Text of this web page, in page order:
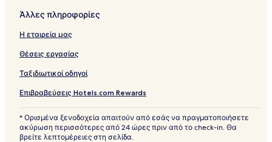
Άλλες πληροφορίες
Η εταιρεία μας
Θέσεις εργασίας
Ταξιδιωτικοί οδηγοί
Επιβραβεύσεις Hotels.com Rewards
* Ορισμένα ξενοδοχεία απαιτούν από εσάς να πραγματοποιήσετε
ακύρωση περισσότερες από 24 ώρες πριν από το check-in. Θα
βρείτε λεπτομέρειες στη σελίδα.